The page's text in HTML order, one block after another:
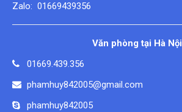
Zalo: 01669439356
Văn phòng tại Hà Nội
01669.439.356
phamhuy842005@gmail.com
phamhuy842005